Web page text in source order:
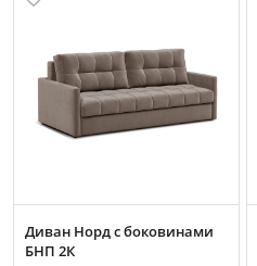
Диван Норд с боковинами
БНП 2К